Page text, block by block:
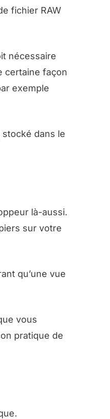
fichier RAW
nécessaire
certaine façon
exemple
dans le
là-aussi.
sur votre
qu’une vue
vous
pratique de